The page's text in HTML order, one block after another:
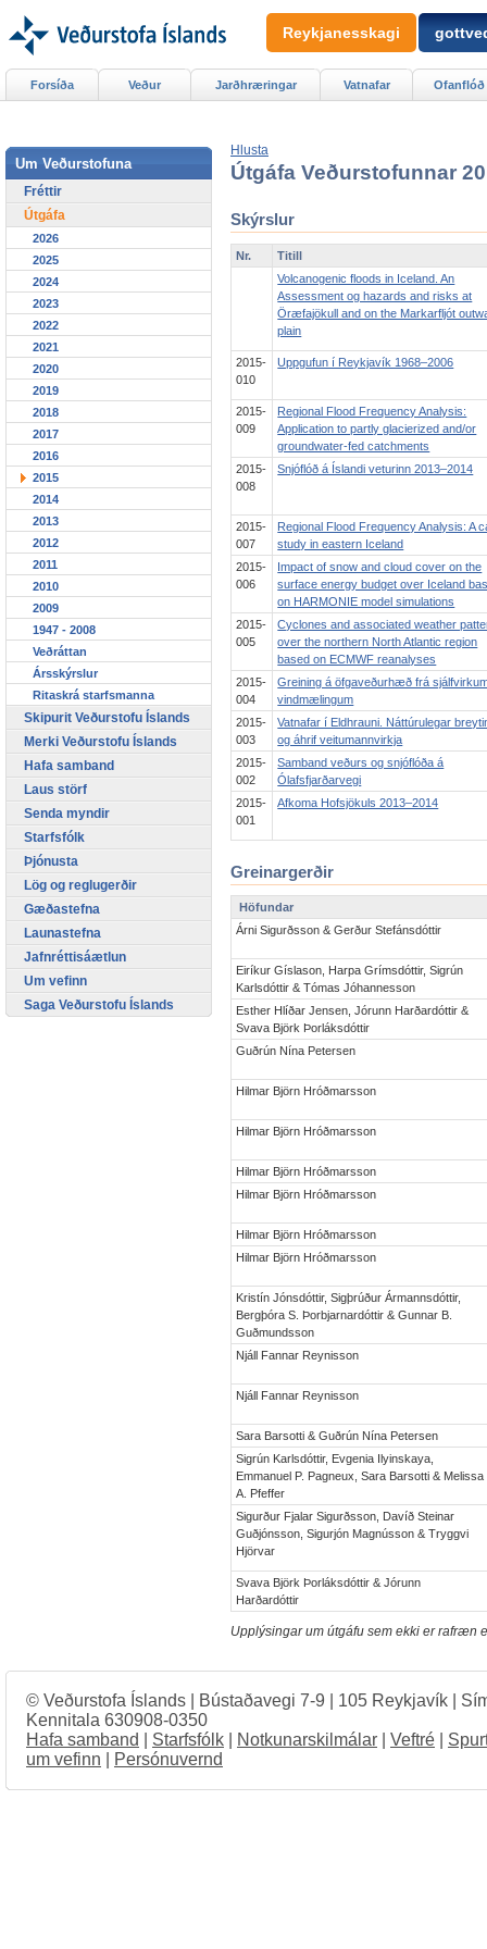
Hlusta
Útgáfa Veðurstofunnar
Skýrslur
Nr.
Titill
Volcanogenic floods in Iceland. An
Assessment og hazards and risks at
Öræfajökull and on the Markarfljót
plain
2015-
010
Uppgufun í Reykjavík 1968–2006
2015-
009
Regional Flood Frequency Analysis:
Application to partly glacierized and/or
groundwater-fed catchments
2015-
008
Snjóflóð á Íslandi veturinn 2013–2014
2015-
007
Regional Flood Frequency Analysis: A
study in eastern Iceland
2015-
006
Impact of snow and cloud cover on the
surface energy budget over Iceland
on HARMONIE model simulations
2015-
005
Cyclones and associated weather
over the northern North Atlantic region
based on ECMWF reanalyses
2015-
004
Greining á öfgaveðurhæð frá
vindmælingum
2015-
003
Vatnafar í Eldhrauni. Náttúrulegar
og áhrif veitumannvirkja
2015-
002
Samband veðurs og snjóflóða á
Ólafsfjarðarvegi
2015-
001
Afkoma Hofsjökuls 2013–2014
Greinargerðir
Höfundar
Árni Sigurðsson & Gerður Stefánsdóttir
Eiríkur Gíslason, Harpa Grímsdóttir, Sigrún
Karlsdóttir & Tómas Jóhannesson
Esther Hlíðar Jensen, Jórunn Harðardóttir &
Svava Björk Þorláksdóttir
Guðrún Nína Petersen
Hilmar Björn Hróðmarsson
Hilmar Björn Hróðmarsson
Hilmar Björn Hróðmarsson
Hilmar Björn Hróðmarsson
Hilmar Björn Hróðmarsson
Hilmar Björn Hróðmarsson
Kristín Jónsdóttir, Sigþrúður Ármannsdóttir,
Bergþóra S. Þorbjarnardóttir & Gunnar B.
Guðmundsson
Njáll Fannar Reynisson
Njáll Fannar Reynisson
Sara Barsotti & Guðrún Nína Petersen
Sigrún Karlsdóttir, Evgenia Ilyinskaya,
Emmanuel P. Pagneux, Sara Barsotti & Melissa
A. Pfeffer
Sigurður Fjalar Sigurðsson, Davíð Steinar
Guðjónsson, Sigurjón Magnússon & Tryggvi
Hjörvar
Svava Björk Þorláksdóttir & Jórunn
Harðardóttir
Upplýsingar um útgáfu sem ekki er rafræn
Forsíða Veður Jarðhræringar Vatnafar Ofanflóð
Um Veðurstofuna
Fréttir
Útgáfa
2026
2025
2024
2023
2022
2021
2020
2019
2018
2017
2016
2015
2014
2013
2012
2011
2010
2009
1947 - 2008
Veðráttan
Ársskýrslur
Ritaskrá starfsmanna
Skipurit Veðurstofu Íslands
Merki Veðurstofu Íslands
Hafa samband
Laus störf
Senda myndir
Starfsfólk
Þjónusta
Lög og reglugerðir
Gæðastefna
Launastefna
Jafnréttisáætlun
Um vefinn
Saga Veðurstofu Íslands
Reykjanesskagi
© Veðurstofa Íslands | Bústaðavegi 7-9 | 105 Reykjavík |
Kennitala 630908-0350
Hafa samband
Starfsfólk Notkunarskilmálar Veftré
um vefinn
Persónuvernd